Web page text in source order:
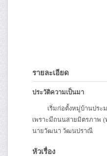
รายละเอียด
ประวัติความเป็นมา
เริ่มก่อตั้งหมู่บ้านประมา
เพราะมีถนนสายมิตรภาพ
นายวัฒนา วัฒนปราณี
หัวเรื่อง